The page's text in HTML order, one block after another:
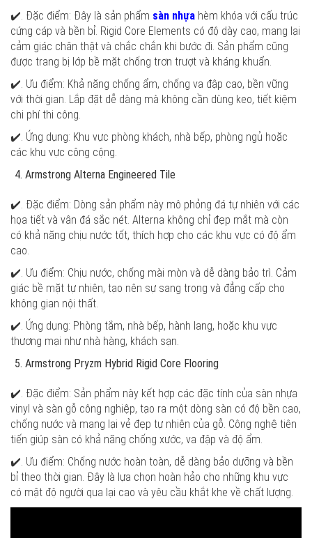
✔️. Đặc điểm: Đây là sản phẩm sàn nhựa hèm khóa với cấu trúc
cứng cáp và bền bỉ. Rigid Core Elements có độ dày cao, mang lại
cảm giác chân thật và chắc chắn khi bước đi. Sản phẩm cũng
được trang bị lớp bề mặt chống trơn trượt và kháng khuẩn.
✔️. Ưu điểm: Khả năng chống ẩm, chống va đập cao, bền vững
với thời gian. Lắp đặt dễ dàng mà không cần dùng keo, tiết kiệm
chi phí thi công.
✔️. Ứng dụng: Khu vực phòng khách, nhà bếp, phòng ngủ hoặc
các khu vực công cộng.
Armstrong Alterna Engineered Tile
✔️. Đặc điểm: Dòng sản phẩm này mô phỏng đá tự nhiên với các
họa tiết và vân đá sắc nét. Alterna không chỉ đẹp mắt mà còn
có khả năng chịu nước tốt, thích hợp cho các khu vực có độ ẩm
cao.
✔️. Ưu điểm: Chịu nước, chống mài mòn và dễ dàng bảo trì. Cảm
giác bề mặt tự nhiên, tạo nên sự sang trọng và đẳng cấp cho
không gian nội thất.
✔️. Ứng dụng: Phòng tắm, nhà bếp, hành lang, hoặc khu vực
thương mại như nhà hàng, khách sạn.
Armstrong Pryzm Hybrid Rigid Core Flooring
✔️. Đặc điểm: Sản phẩm này kết hợp các đặc tính của sàn nhựa
vinyl và sàn gỗ công nghiệp, tạo ra một dòng sàn có độ bền cao,
chống nước và mang lại vẻ đẹp tự nhiên của gỗ. Công nghệ tiên
tiến giúp sàn có khả năng chống xước, va đập và độ ẩm.
✔️. Ưu điểm: Chống nước hoàn toàn, dễ dàng bảo dưỡng và bền
bỉ theo thời gian. Đây là lựa chọn hoàn hảo cho những khu vực
có mật độ người qua lại cao và yêu cầu khắt khe về chất lượng.